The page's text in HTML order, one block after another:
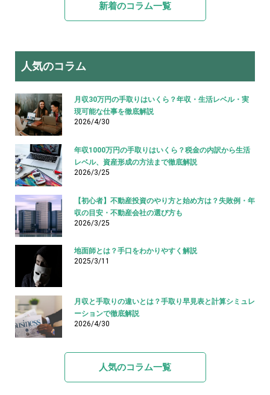
新着のコラム一覧
人気のコラム
月収30万円の手取りはいくら？年収・生活レベル・実
現可能な仕事を徹底解説
2026/4/30
年収1000万円の手取りはいくら？税金の内訳から生活
レベル、資産形成の方法まで徹底解説
2026/3/25
【初心者】不動産投資のやり方と始め方は？失敗例・年
収の目安・不動産会社の選び方も
2026/3/25
地面師とは？手口をわかりやすく解説
2025/3/11
月収と手取りの違いとは？手取り早見表と計算シミュレ
ーションで徹底解説
2026/4/30
人気のコラム一覧